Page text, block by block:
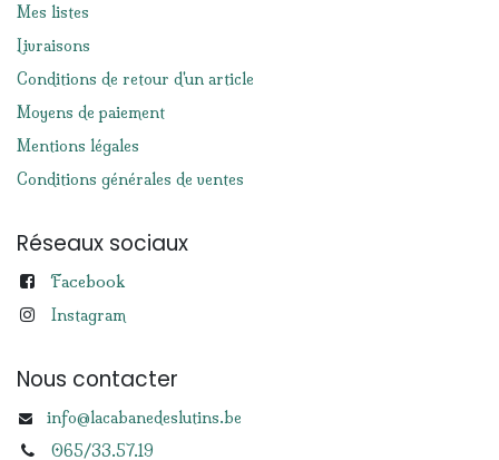
Mes listes
Livraisons
Conditions de retour d'un article
Moyens de paiement
Mentions légales
Conditions générales de ventes
Réseaux sociaux
Facebook
Instagram
Nous contacter
info@lacabanedeslutins.be
065/33.57.19